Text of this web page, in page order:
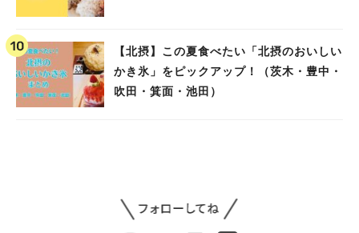
【北摂】この夏食べたい「北摂のおいしい
かき氷」をピックアップ！（茨木・豊中・
吹田・箕面・池田）